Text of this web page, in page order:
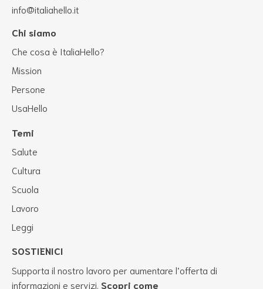
info@italiahello.it
Chi siamo
Che cosa è ItaliaHello?
Mission
Persone
UsaHello
Temi
Salute
Cultura
Scuola
Lavoro
Leggi
SOSTIENICI
Supporta il nostro lavoro per aumentare l’offerta di
informazioni e servizi. Scopri come